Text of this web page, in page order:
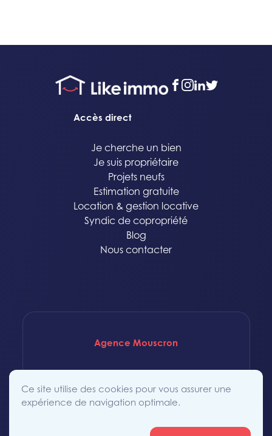
facebook
instagram
linkedin
twitter
Accès direct
Je cherche un bien
Je suis propriétaire
Projets neufs
Estimation gratuite
Location & gestion locative
Syndic de copropriété
Blog
Nous contacter
Agence Mouscron
Rue Saint-Achaire 86
7700 Mouscron
+32 (0)56 56 12 34
Ce site utilise des cookies pour vous assurer une
expérience de navigation optimale.